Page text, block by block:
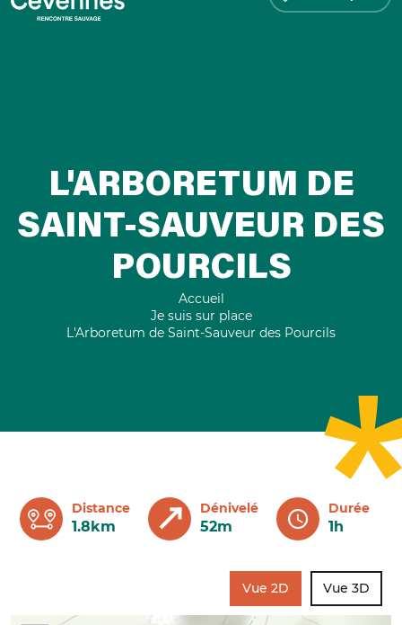
L'ARBORETUM DE
SAINT-SAUVEUR DES
POURCILS
Accueil
Je suis sur place
L'Arboretum de Saint-Sauveur des Pourcils
Distance
1.8km
Dénivelé
52m
Durée
1h
Vue 2D Vue 3D